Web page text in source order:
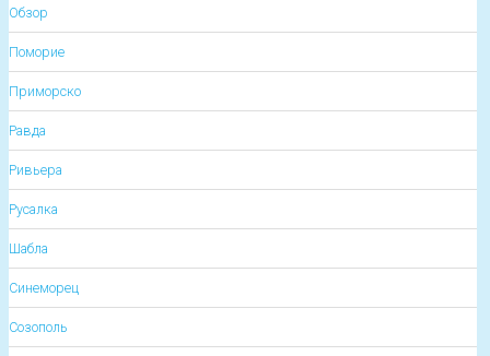
Обзор
Поморие
Приморско
Равда
Ривьера
Русалка
Шабла
Синеморец
Созополь